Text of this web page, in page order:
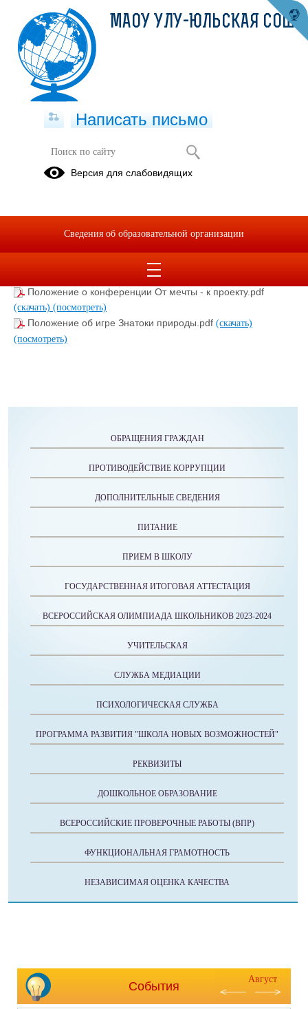
Внутришкольные конкурсы
Положение о конкурсе рисунков Лес наше богатство.pdf
Положение о конференции От мечты - к проекту.pdf
(скачать) (посмотреть)
Положение об игре Знатоки природы.pdf (скачать)
(посмотреть)
ОБРАЩЕНИЯ ГРАЖДАН
ПРОТИВОДЕЙСТВИЕ КОРРУПЦИИ
ДОПОЛНИТЕЛЬНЫЕ СВЕДЕНИЯ
ПИТАНИЕ
ПРИЕМ В ШКОЛУ
ГОСУДАРСТВЕННАЯ ИТОГОВАЯ АТТЕСТАЦИЯ
ВСЕРОССИЙСКАЯ ОЛИМПИАДА ШКОЛЬНИКОВ 2023-2024
УЧИТЕЛЬСКАЯ
СЛУЖБА МЕДИАЦИИ
ПСИХОЛОГИЧЕСКАЯ СЛУЖБА
ПРОГРАММА РАЗВИТИЯ "ШКОЛА НОВЫХ ВОЗМОЖНОСТЕЙ"
РЕКВИЗИТЫ
ДОШКОЛЬНОЕ ОБРАЗОВАНИЕ
ВСЕРОССИЙСКИЕ ПРОВЕРОЧНЫЕ РАБОТЫ (ВПР)
ФУНКЦИОНАЛЬНАЯ ГРАМОТНОСТЬ
НЕЗАВИСИМАЯ ОЦЕНКА КАЧЕСТВА
События
Август
МАОУ УЛУ-ЮЛЬСКАЯ СОШ
Написать письмо
Версия для слабовидящих
Сведения об образовательной организации